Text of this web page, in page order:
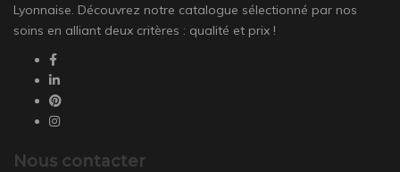
Lyonnaise. Découvrez notre catalogue sélectionné par nos
soins en alliant deux critères : qualité et prix !
Nous contacter